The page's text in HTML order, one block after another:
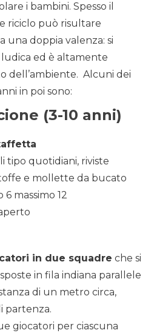
i bambini. Spesso il
riciclo può risultare
una doppia valenza: si
ed è altamente
dell’ambiente. Alcuni dei
in poi sono:
(3-10 anni)
tipo quotidiani, riviste
e mollette da bucato
6 massimo 12
in due squadre che si
in fila indiana parallele
di un metro circa,
partenza.
giocatori per ciascuna